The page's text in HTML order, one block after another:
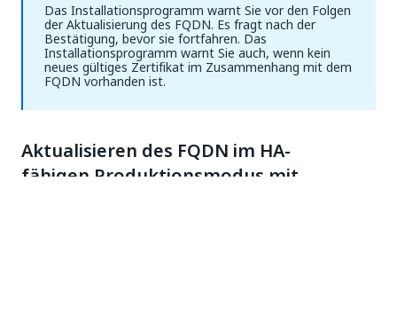
Das Installationsprogramm warnt Sie vor den Folgen
der Aktualisierung des FQDN. Es fragt nach der
Bestätigung, bevor sie fortfahren. Das
Installationsprogramm warnt Sie auch, wenn kein
neues gültiges Zertifikat im Zusammenhang mit dem
FQDN vorhanden ist.
Aktualisieren des FQDN im HA-
fähigen Produktionsmodus mit